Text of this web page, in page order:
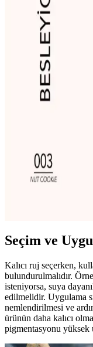
Max Factor’un geniş
tarzlarına uygun renk
Maybelline
Güvenilir Dudak
Maybelline çıkmayan
kullanımıyla öne
iyi seçenekler ve
Flormar Ruj
Cookie ve Saten
Flormar Prime'N Lips
özellikleri, kullanıcı
makyajı seçimi
Seçim ve
Kalıcı ruj seçerken,
bulundurulmalıdır.
isteniyorsa, suya
edilmelidir. Uygulama
nemlendirilmesi ve
ürünün daha kalıcı
pigmentasyonu yüksek